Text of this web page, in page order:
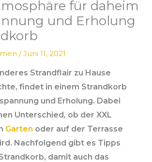
für daheim
und Erholung
/Juni 11, 2021
Strandflair zu Hause
findet in einem Strandkorb
und Erholung. Dabei
Unterschied, ob der XXL
Garten oder auf der Terrasse
Nachfolgend gibt es Tipps
damit auch das